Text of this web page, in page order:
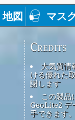
地図 マス
Credits
大気質情
ける優れた
謝します
この製
GeoLite2 デ
手できます。